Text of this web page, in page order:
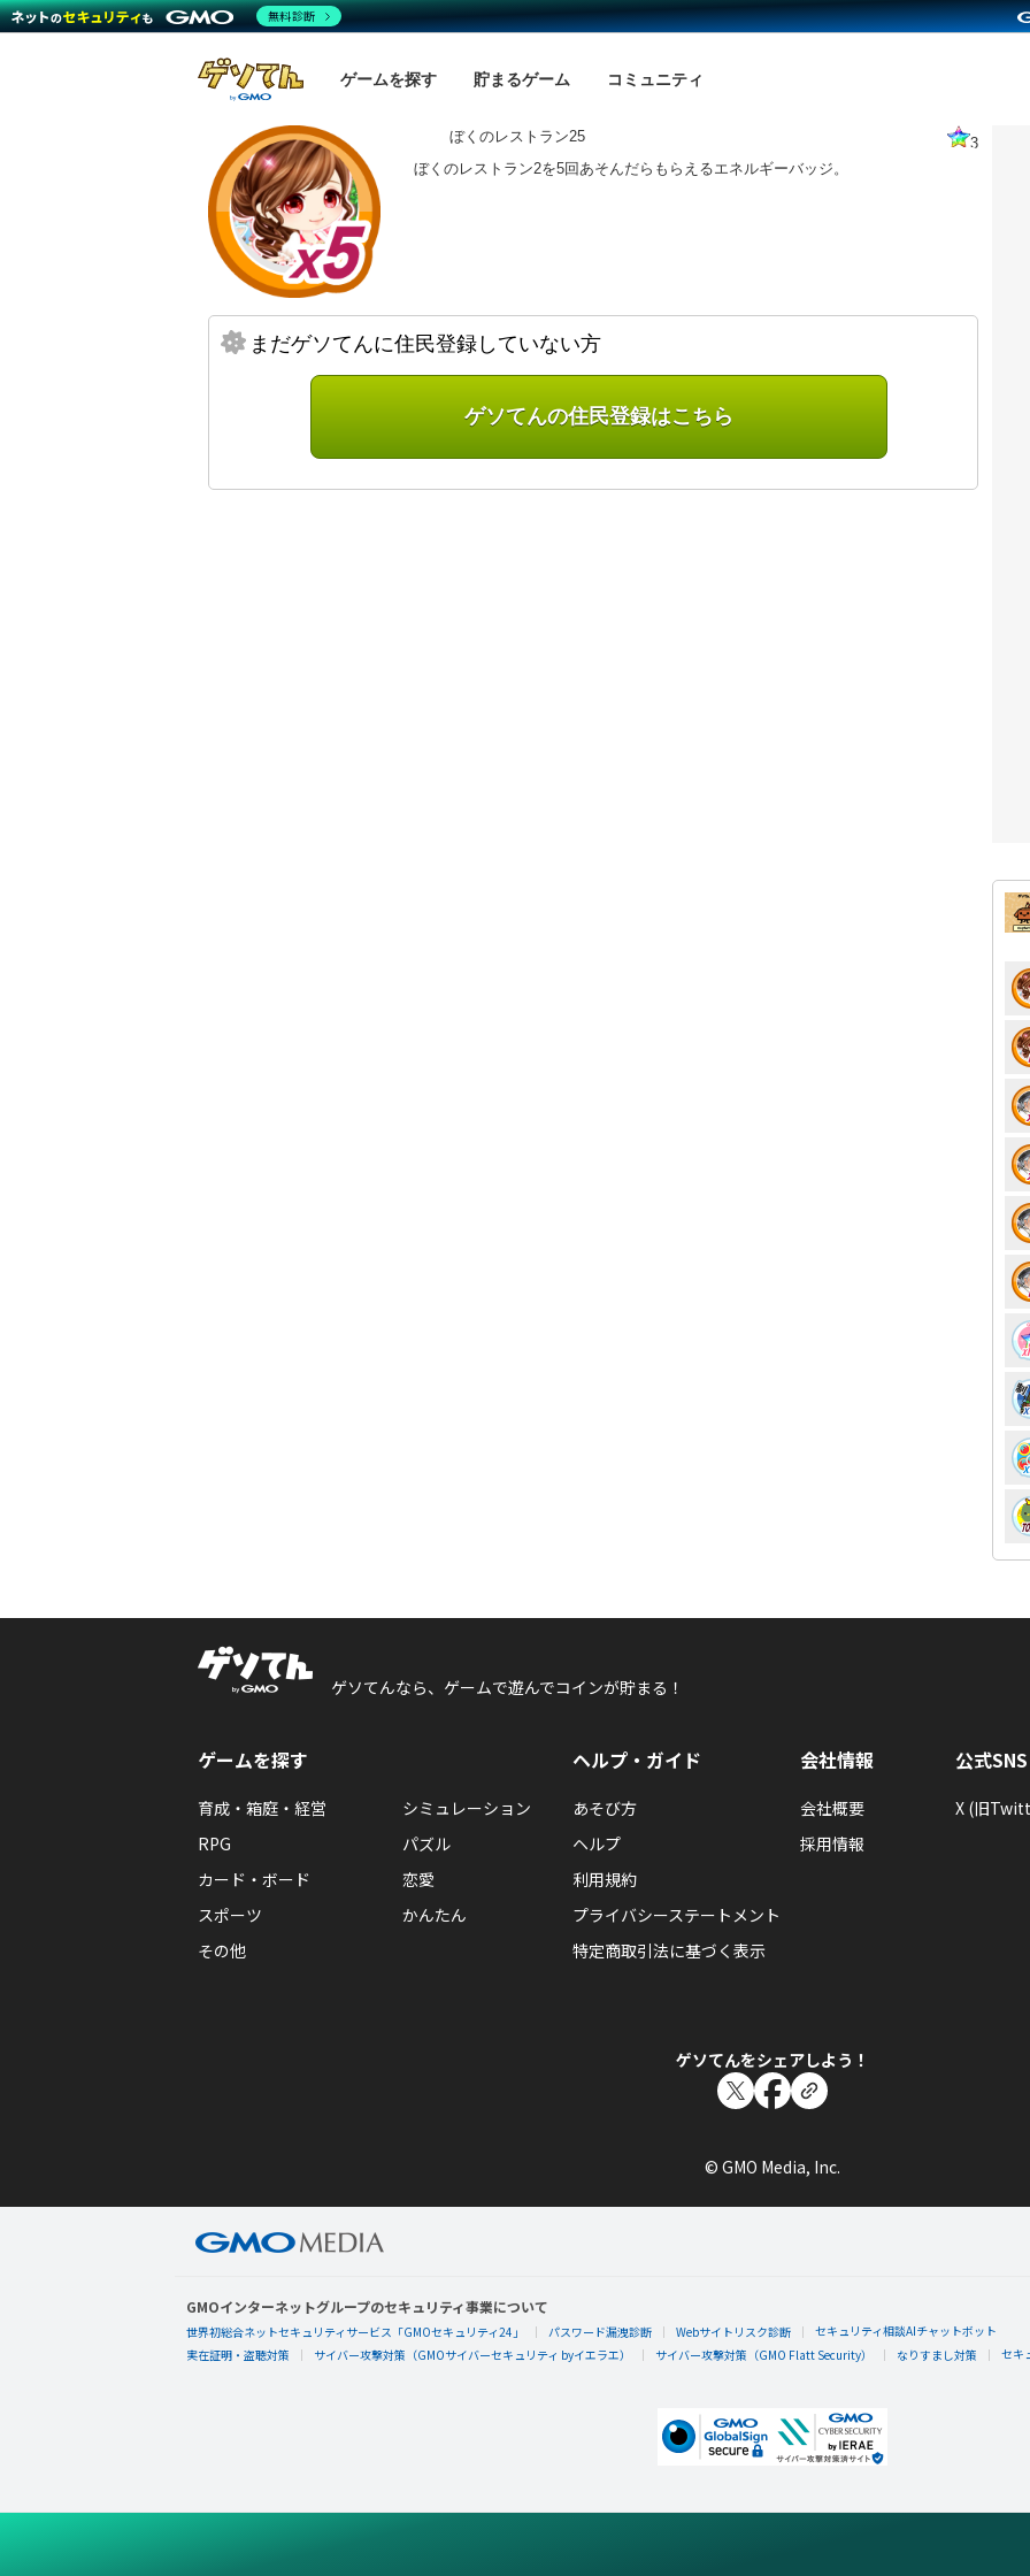
ゲームを探す 貯まるゲーム コミュニティ
ぼくのレストラン25
3
ぼくのレストラン2を5回あそんだらもらえるエネルギーバッジ。
まだゲソてんに住民登録していない方
ゲソてんの住民登録はこちら
ゲソてんなら、ゲームで遊んでコインが貯まる！
ゲームを探す
育成・箱庭・経営
シミュレーション
RPG
パズル
カード・ボード
恋愛
スポーツ
かんたん
その他
ヘルプ・ガイド
あそび方
ヘルプ
利用規約
プライバシーステートメント
特定商取引法に基づく表示
会社情報
会社概要
採用情報
公式SNS
X (旧
ゲソてんをシェアしよう！
© GMO Media, Inc.
GMOインターネットグループのセキュリティ事業について
世界初総合ネットセキュリティサービス「GMOセキュリティ24」 パスワード漏洩診断 Webサイトリスク診断
セキュリティ相談AIチャットボット
実在証明・盗聴対策
サイバー攻撃対策（GMOサイバーセキュリティ byイエラエ） サイバー攻撃対策（GMO Flatt Security） なりすまし対策 セキ
無料診断